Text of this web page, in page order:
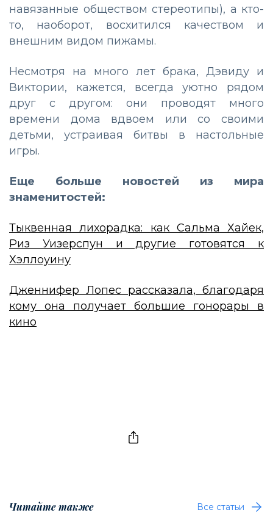
навязанные обществом стереотипы), а кто-
то, наоборот, восхитился качеством и
внешним видом пижамы.
Несмотря на много лет брака, Дэвиду и
Виктории, кажется, всегда уютно рядом
друг с другом: они проводят много
времени дома вдвоем или со своими
детьми, устраивая битвы в настольные
игры.
Еще больше новостей из мира
знаменитостей:
Тыквенная лихорадка: как Сальма Хайек,
Риз Уизерспун и другие готовятся к
Хэллоуину
Дженнифер Лопес рассказала, благодаря
кому она получает большие гонорары в
кино
Читайте также Все статьи